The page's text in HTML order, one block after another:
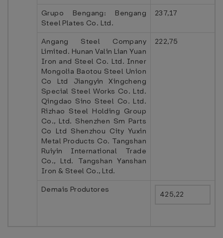
Grupo Bengang: Bengang
Steel Plates Co. Ltd.
237,17
Angang Steel Company
Limited. Hunan Valin Lian Yuan
Iron and Steel Co. Ltd. Inner
Mongolia Baotou Steel Union
Co Ltd Jiangyin Xingcheng
Special Steel Works Co. Ltd.
Qingdao Sino Steel Co. Ltd.
Rizhao Steel Holding Group
Co., Ltd. Shenzhen Sm Parts
Co Ltd Shenzhou City Yuxin
Metal Products Co. Tangshan
Ruiyin International Trade
Co., Ltd. Tangshan Yanshan
Iron & Steel Co., Ltd.
222,75
Demais Produtores
425,22